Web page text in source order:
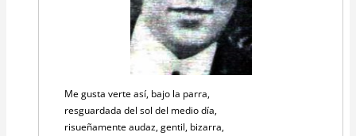
Me gusta verte así, bajo la parra,
resguardada del sol del medio día,
risueñamente audaz, gentil, bizarra,